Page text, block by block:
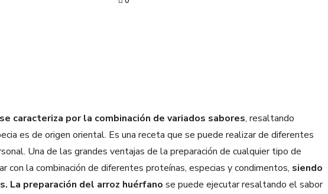
caracteriza por la combinación de variados sabores, resaltando
es de origen oriental. Es una receta que se puede realizar de diferentes
Una de las grandes ventajas de la preparación de cualquier tipo de
con la combinación de diferentes proteínas, especias y condimentos, siendo
La preparación del arroz huérfano se puede ejecutar resaltando el sabor